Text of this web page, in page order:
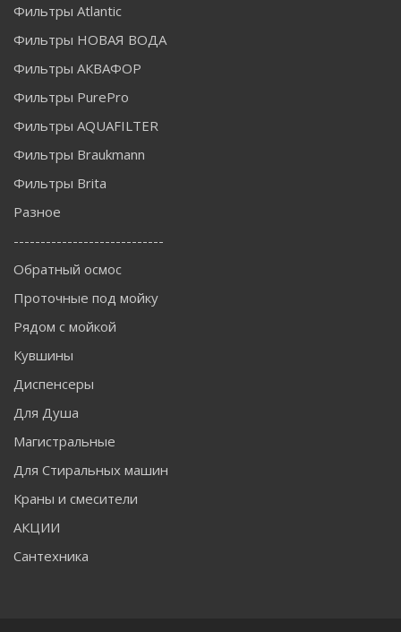
Фильтры Atlantic
Фильтры НОВАЯ ВОДА
Фильтры АКВАФОР
Фильтры PurePro
Фильтры AQUAFILTER
Фильтры Braukmann
Фильтры Brita
Разное
----------------------------
Обратный осмос
Проточные под мойку
Рядом с мойкой
Кувшины
Диспенсеры
Для Душа
Магистральные
Для Стиральных машин
Краны и смесители
АКЦИИ
Сантехника